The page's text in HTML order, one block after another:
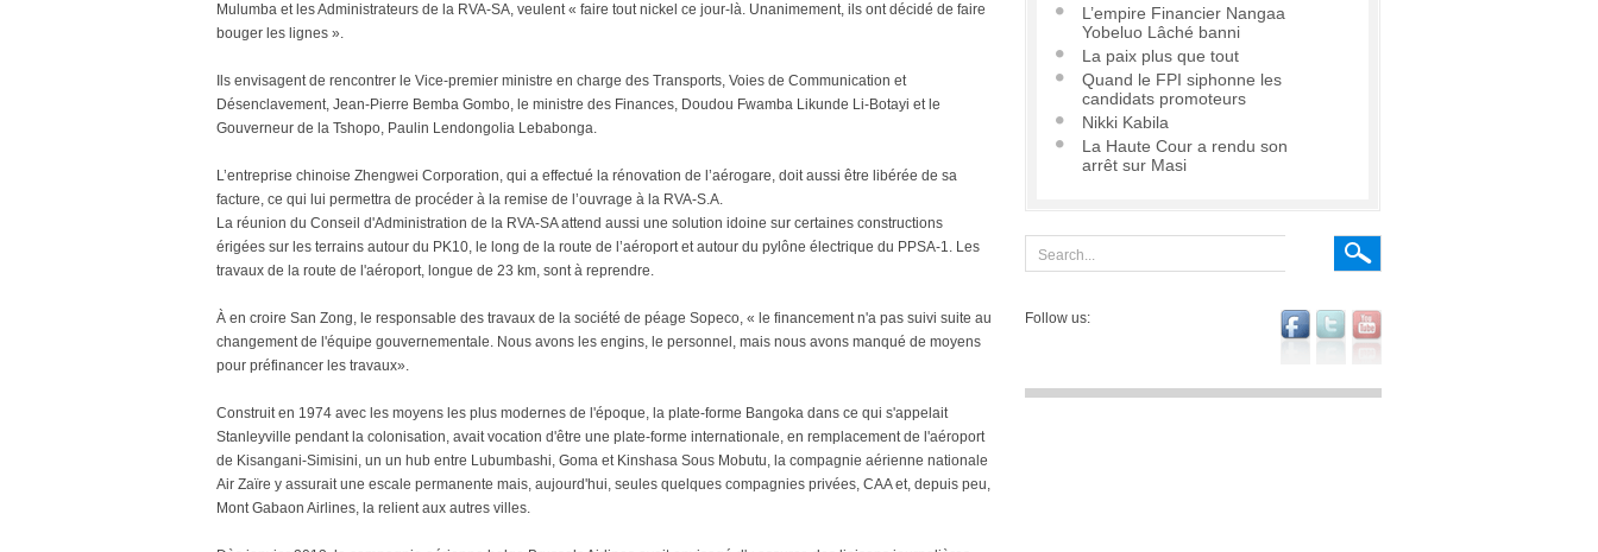
Mulumba et les Administrateurs de la RVA-SA, veulent « faire tout nickel ce jour-là. Unanimement, ils ont décidé de faire
bouger les lignes ».
Ils envisagent de rencontrer le Vice-premier ministre en charge des Transports, Voies de Communication et
Désenclavement, Jean-Pierre Bemba Gombo, le ministre des Finances, Doudou Fwamba Likunde Li-Botayi et le
Gouverneur de la Tshopo, Paulin Lendongolia Lebabonga.
L’entreprise chinoise Zhengwei Corporation, qui a effectué la rénovation de l’aérogare, doit aussi être libérée de sa
facture, ce qui lui permettra de procéder à la remise de l’ouvrage à la RVA-S.A.
La réunion du Conseil d'Administration de la RVA-SA attend aussi une solution idoine sur certaines constructions
érigées sur les terrains autour du PK10, le long de la route de l’aéroport et autour du pylône électrique du PPSA-1. Les
travaux de la route de l'aéroport, longue de 23 km, sont à reprendre.
À en croire San Zong, le responsable des travaux de la société de péage Sopeco, « le financement n'a pas suivi suite au
changement de l'équipe gouvernementale. Nous avons les engins, le personnel, mais nous avons manqué de moyens
pour préfinancer les travaux».
Construit en 1974 avec les moyens les plus modernes de l'époque, la plate-forme Bangoka dans ce qui s'appelait
Stanleyville pendant la colonisation, avait vocation d'être une plate-forme internationale, en remplacement de l'aéroport
de Kisangani-Simisini, un un hub entre Lubumbashi, Goma et Kinshasa Sous Mobutu, la compagnie aérienne nationale
Air Zaïre y assurait une escale permanente mais, aujourd'hui, seules quelques compagnies privées, CAA et, depuis peu,
Mont Gabaon Airlines, la relient aux autres villes.
L’empire Financier Nangaa
Yobeluo Lâché banni
La paix plus que tout
Quand le FPI siphonne les
candidats promoteurs
Nikki Kabila
La Haute Cour a rendu son
arrêt sur Masi
Follow us: